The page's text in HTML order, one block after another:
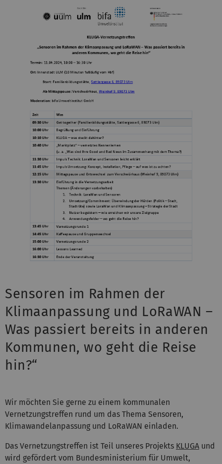
Sensoren im Rahmen der
Klimaanpassung und LoRaWAN –
Was passiert bereits in anderen
Kommunen, wo geht die Reise
hin?“
Wir möchten Sie gerne zu einem kommunalen
Vernetzungstreffen rund um das Thema Sensoren,
Klimawandelanpassung und LoRaWAN einladen.
Das Vernetzungstreffen ist Teil unseres Projekts KLUGA und
wird gefördert vom Bundesministerium für Umwelt,